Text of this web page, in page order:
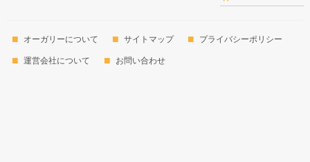
オーガリーについて サイトマップ プライバシーポリシー
運営会社について お問い合わせ